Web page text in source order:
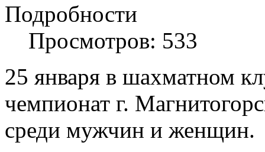
Подробности
Просмотров: 533
25 января в шахматном
чемпионат г.
среди мужчин и женщин.